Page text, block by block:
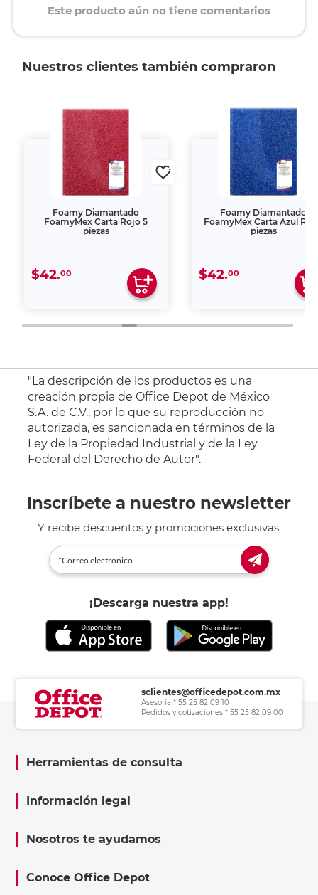
Este producto aún no tiene comentarios
Nuestros clientes también compraron
Foamy Diamantado
FoamyMex Carta Rojo 5
piezas
$42.00
Foamy Diamantado
FoamyMex Carta Azul Rey
piezas
$42.00
"La descripción de los productos es una
creación propia de Office Depot de México
S.A. de C.V., por lo que su reproducción no
autorizada, es sancionada en términos de la
Ley de la Propiedad Industrial y de la Ley
Federal del Derecho de Autor".
Inscríbete a nuestro newsletter
Y recibe descuentos y promociones exclusivas.
¡Descarga nuestra app!
sclientes@officedepot.com.mx
Asesoría * 55 25 82 09 10
Pedidos y cotizaciones * 55 25 82 09 00
Herramientas de consulta
Información legal
Nosotros te ayudamos
Conoce Office Depot